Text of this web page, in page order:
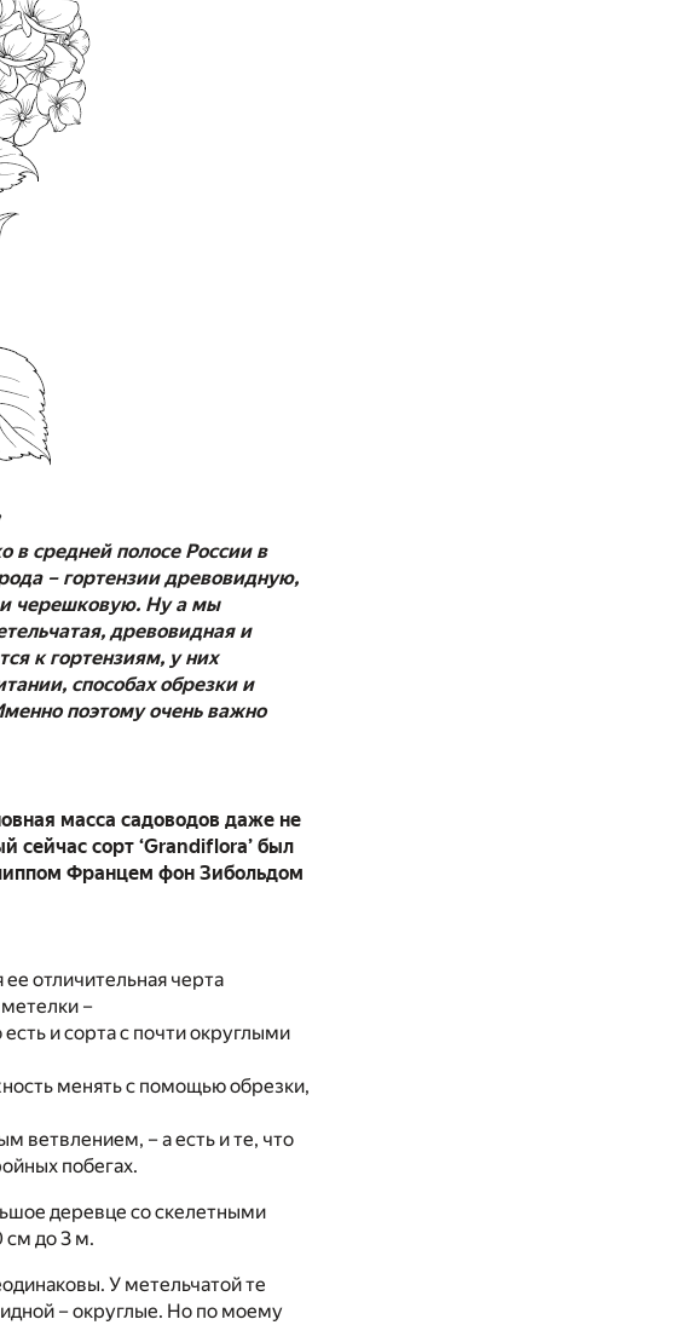
в средней полосе России в
– гортензии древовидную,
черешковую. Ну а мы
древовидная и
к гортензиям, у них
способах обрезки и
поэтому очень важно
масса садоводов даже не
сорт ‘Grandiflora’ был
Францем фон Зибольдом
отличительная черта
–
и сорта с почти округлыми
менять с помощью обрезки,
ветвлением, – а есть и те, что
побегах.
деревце со скелетными
см до 3 м.
У метельчатой те
– округлые. Но по моему